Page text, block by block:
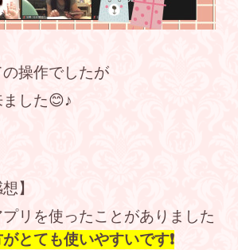
操作でしたが
した😊♪
】
リを使ったことがありました
とても使いやすいです❗